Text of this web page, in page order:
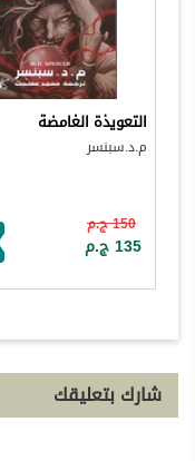
التعويذة الغامضة
م.د.سبنسر
150 ج.م
135 ج.م
شارك بتعليقك